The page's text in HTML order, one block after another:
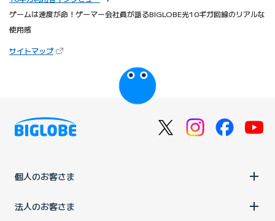
ゲームは速度が命！ゲーマー会社員が語るBIGLOBE光10ギガ回線のリアルな
使用感
サイトマップ（新しいタブで開きます）
個人のお客さま
法人のお客さま